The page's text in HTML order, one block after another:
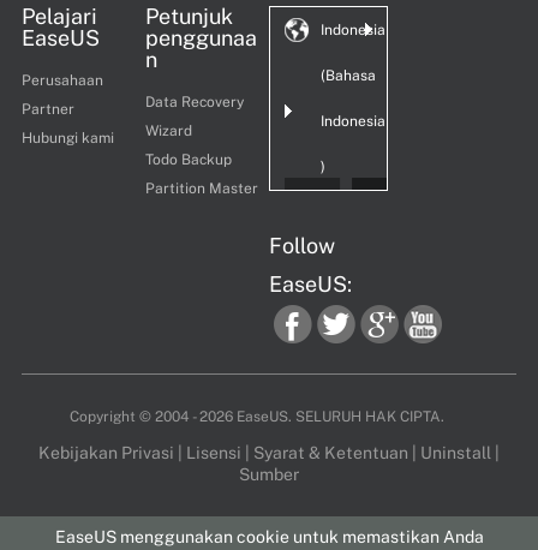
Pelajari
EaseUS
Perusahaan
Partner
Hubungi kami
Petunjuk
penggunaa
n
Data Recovery
Wizard
Todo Backup
Partition Master
Indonesia
(Bahasa
Indonesia
)
Follow
EaseUS:
fac
ebo
twi
tter
goo
gle
you
tub
Copyright © 2004 - 2026 EaseUS. SELURUH HAK CIPTA.
Kebijakan Privasi Lisensi Syarat & Ketentuan Uninstall
Sumber
EaseUS menggunakan cookie untuk memastikan Anda